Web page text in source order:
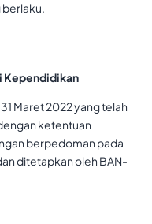
berlaku.
Kependidikan
Maret 2022 yang telah
ketentuan
berpedoman pada
ditetapkan oleh BAN-